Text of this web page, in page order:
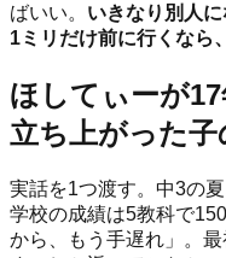
ばいい。 いきなり別人
1ミリだけ前に行くなら
ほしてぃーが
立ち上がった子
実話を1つ渡す。中3の
学校の成績は5教科で
から、もう手遅れ」。